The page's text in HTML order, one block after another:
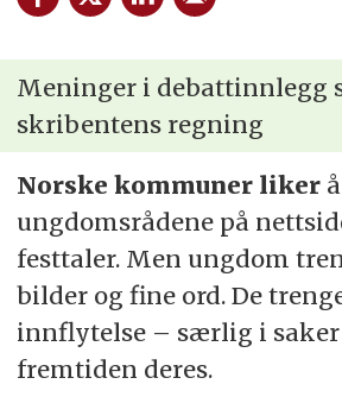
Meninger i debattinnlegg
skribentens regning
Norske kommuner likerå
ungdomsrådene på
festtaler. Men ungdom
bilder og fine ord. De
innflytelse – særlig i
fremtiden deres.